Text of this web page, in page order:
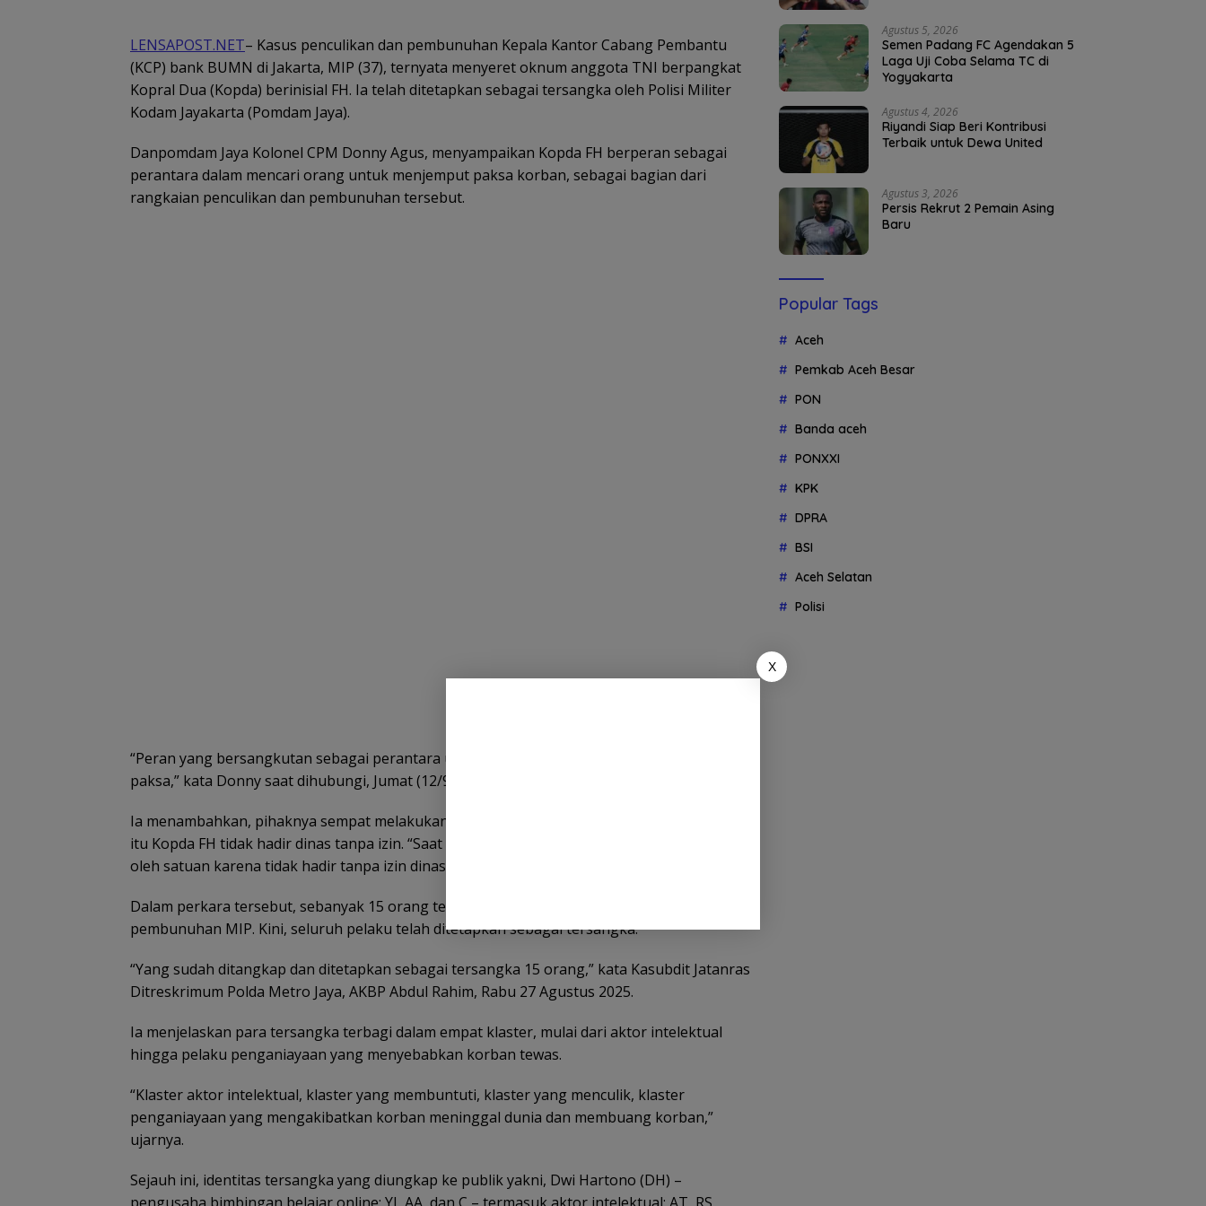
LENSAPOST.NET– Kasus penculikan dan pembunuhan Kepala Kantor Cabang Pembantu
(KCP) bank BUMN di Jakarta, MIP (37), ternyata menyeret oknum anggota TNI berpangkat
Kopral Dua (Kopda) berinisial FH. Ia telah ditetapkan sebagai tersangka oleh Polisi Militer
Kodam Jayakarta (Pomdam Jaya).
Danpomdam Jaya Kolonel CPM Donny Agus, menyampaikan Kopda FH berperan sebagai
perantara dalam mencari orang untuk menjemput paksa korban, sebagai bagian dari
rangkaian penculikan dan pembunuhan tersebut.
“Peran yang bersangkutan sebagai perantara untuk mencari orang guna menjemput
paksa,” kata Donny saat dihubungi, Jumat (12/9/2025).
Ia menambahkan, pihaknya sempat melakukan pencarian terhadap tersangka, karena saat
itu Kopda FH tidak hadir dinas tanpa izin. “Saat kejadian tersebut, statusnya sedang dicari
oleh satuan karena tidak hadir tanpa izin dinas,” tuturnya.
Dalam perkara tersebut, sebanyak 15 orang telah ditangkap terkait kasus penculikan dan
pembunuhan MIP. Kini, seluruh pelaku telah ditetapkan sebagai tersangka.
“Yang sudah ditangkap dan ditetapkan sebagai tersangka 15 orang,” kata Kasubdit Jatanras
Ditreskrimum Polda Metro Jaya, AKBP Abdul Rahim, Rabu 27 Agustus 2025.
Ia menjelaskan para tersangka terbagi dalam empat klaster, mulai dari aktor intelektual
hingga pelaku penganiayaan yang menyebabkan korban tewas.
“Klaster aktor intelektual, klaster yang membuntuti, klaster yang menculik, klaster
penganiayaan yang mengakibatkan korban meninggal dunia dan membuang korban,”
ujarnya.
Sejauh ini, identitas tersangka yang diungkap ke publik yakni, Dwi Hartono (DH) –
Agustus 5, 2026
Semen Padang FC Agendakan 5
Laga Uji Coba Selama TC di
Yogyakarta
Agustus 4, 2026
Riyandi Siap Beri Kontribusi
Terbaik untuk Dewa United
Agustus 3, 2026
Persis Rekrut 2 Pemain Asing
Baru
Popular Tags
Aceh
Pemkab Aceh Besar
PON
Banda aceh
PONXXI
KPK
DPRA
BSI
Aceh Selatan
Polisi
X